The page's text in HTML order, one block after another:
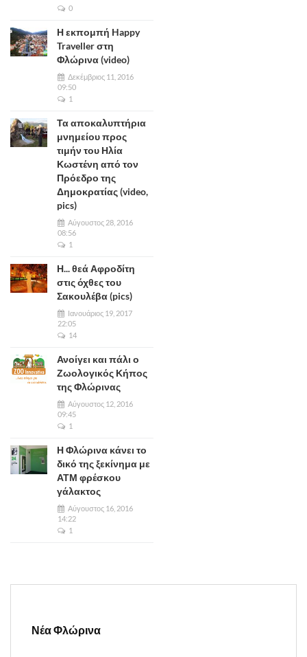
0
Η εκπομπή Happy
Traveller στη
Φλώρινα (video)
Δεκέμβριος 11, 2016
09:50
1
Τα αποκαλυπτήρια
μνημείου προς
τιμήν του Ηλία
Κωστένη από τον
Πρόεδρο της
Δημοκρατίας (video,
pics)
Αύγουστος 28, 2016
08:56
1
Η... θεά Αφροδίτη
στις όχθες του
Σακουλέβα (pics)
Ιανουάριος 19, 2017
22:05
14
Ανοίγει και πάλι ο
Ζωολογικός Κήπος
της Φλώρινας
Αύγουστος 12, 2016
09:45
1
Η Φλώρινα κάνει το
δικό της ξεκίνημα με
ΑΤΜ φρέσκου
γάλακτος
Αύγουστος 16, 2016
14:22
1
Νέα Φλώρινα